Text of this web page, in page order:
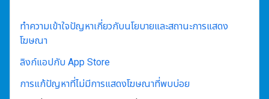
ทำความเข้าใจปัญหาเกี่ยวกับนโยบายและสถานะการแสดง
โฆษณา
ลิงก์แอปกับ App Store
การแก้ปัญหาที่ไม่มีการแสดงโฆษณาที่พบบ่อย